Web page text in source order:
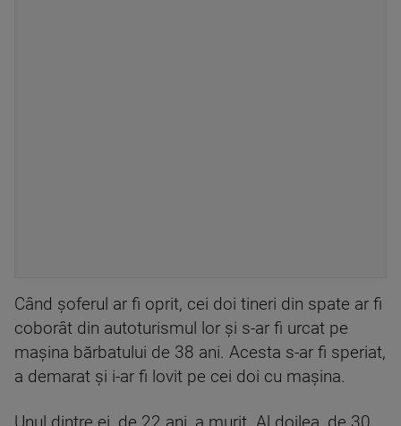
Când șoferul ar fi oprit, cei doi tineri din spate ar fi
coborât din autoturismul lor și s-ar fi urcat pe
mașina bărbatului de 38 ani. Acesta s-ar fi speriat,
a demarat și i-ar fi lovit pe cei doi cu mașina.